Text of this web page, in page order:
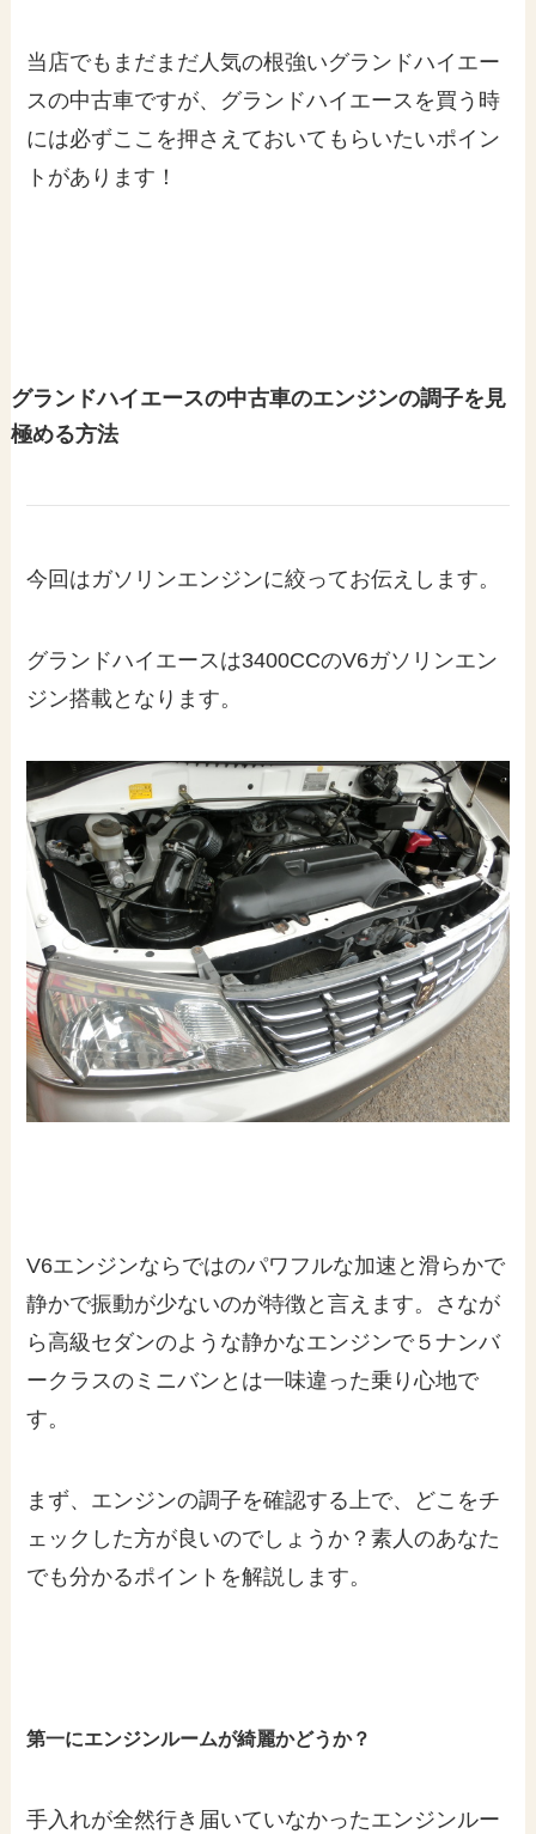
当店でもまだまだ人気の根強いグランドハイエー
スの中古車ですが、グランドハイエースを買う時
には必ずここを押さえておいてもらいたいポイン
トがあります！
グランドハイエースの中古車のエンジンの調子を見
極める方法
今回はガソリンエンジンに絞ってお伝えします。
グランドハイエースは3400CCのV6ガソリンエン
ジン搭載となります。
V6エンジンならではのパワフルな加速と滑らかで
静かで振動が少ないのが特徴と言えます。さなが
ら高級セダンのような静かなエンジンで５ナンバ
ークラスのミニバンとは一味違った乗り心地で
す。
まず、エンジンの調子を確認する上で、どこをチ
ェックした方が良いのでしょうか？素人のあなた
でも分かるポイントを解説します。
第一にエンジンルームが綺麗かどうか？
手入れが全然行き届いていなかったエンジンルー